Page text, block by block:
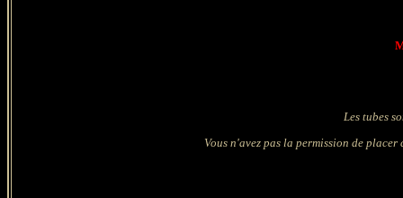
Les tubes
Vous n'avez pas la permission de